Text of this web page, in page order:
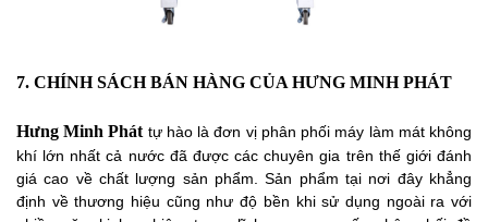
7. CHÍNH SÁCH BÁN HÀNG CỦA HƯNG MINH PHÁT
Hưng Minh Phát tự hào là đơn vị phân phối máy làm mát không
khí lớn nhất cả nước đã được các chuyên gia trên thế giới đánh
giá cao về chất lượng sản phẩm. Sản phẩm tại nơi đây khẳng
định về thương hiệu cũng như độ bền khi sử dụng ngoài ra với